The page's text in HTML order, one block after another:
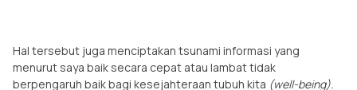
Hal tersebut juga menciptakan tsunami informasi yang
menurut saya baik secara cepat atau lambat tidak
berpengaruh baik bagi kesejahteraan tubuh kita (well-being).